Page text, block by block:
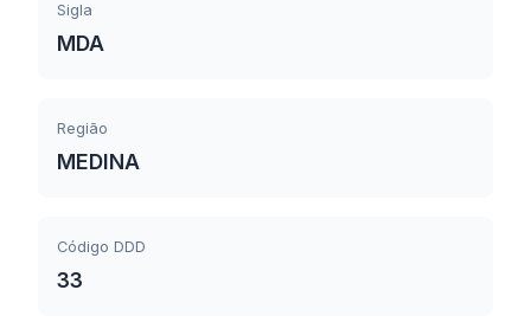
Sigla
MDA
Região
MEDINA
Código DDD
33